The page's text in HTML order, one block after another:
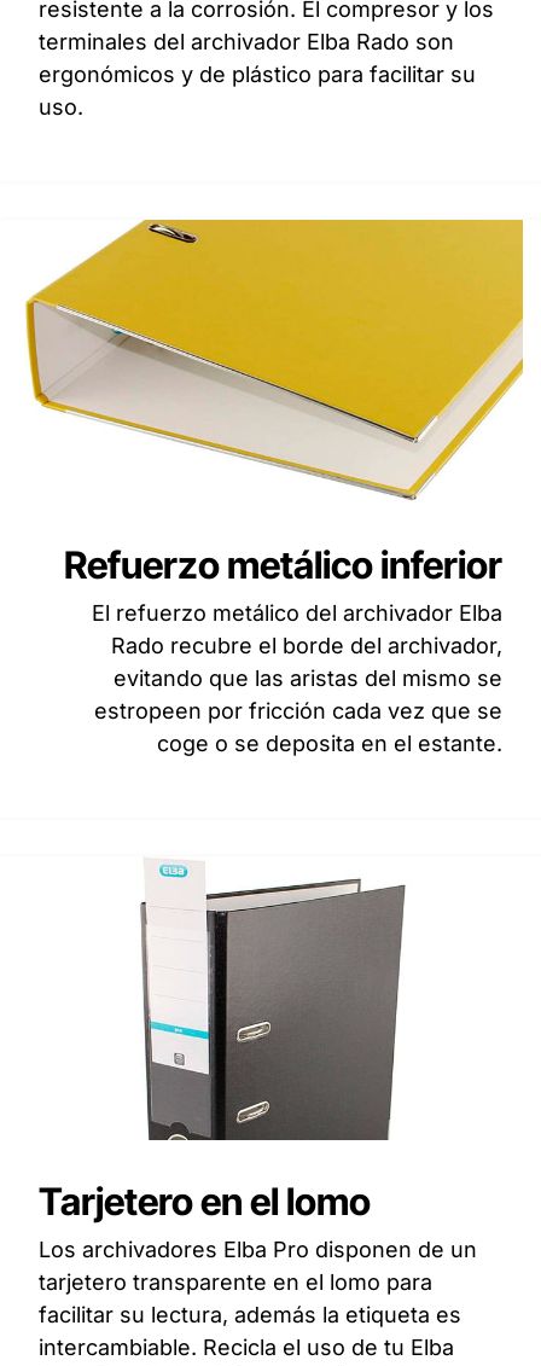
resistente a la corrosión. El compresor y los
terminales del archivador Elba Rado son
ergonómicos y de plástico para facilitar su
uso.
Refuerzo metálico inferior
El refuerzo metálico del archivador Elba
Rado recubre el borde del archivador,
evitando que las aristas del mismo se
estropeen por fricción cada vez que se
coge o se deposita en el estante.
Tarjetero en el lomo
Los archivadores Elba Pro disponen de un
tarjetero transparente en el lomo para
facilitar su lectura, además la etiqueta es
intercambiable. Recicla el uso de tu Elba